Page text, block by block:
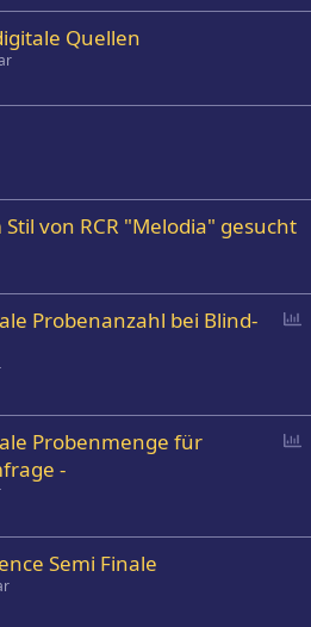
Quellen
von RCR "Melodia" gesucht
Probenanzahl bei Blind-
Probenmenge für
-
Semi Finale